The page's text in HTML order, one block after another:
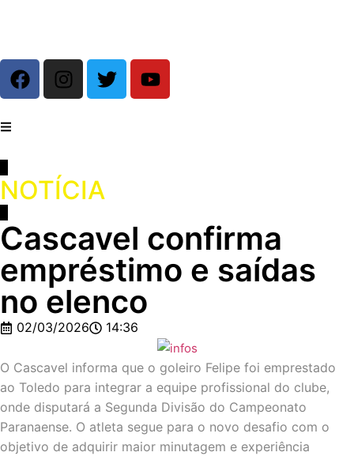
NOTÍCIA
Cascavel confirma
empréstimo e saídas
no elenco
02/03/2026 14:36
O Cascavel informa que o goleiro Felipe foi emprestado
ao Toledo para integrar a equipe profissional do clube,
onde disputará a Segunda Divisão do Campeonato
Paranaense. O atleta segue para o novo desafio com o
objetivo de adquirir maior minutagem e experiência